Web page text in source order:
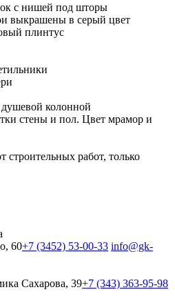
с нишей под шторы
выкрашены в серый цвет
плинтус
колонной
стены и пол. Цвет мрамор и
строительных работ, только
60+7 (3452) 53-00-33 info@gk-
Сахарова, 39+7 (343) 363-95-98